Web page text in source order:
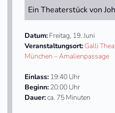
Ein Theaterstück von
Datum: Freitag, 19. Juni
Veranstaltungsort: Galli
München – Amalienpassage
Einlass: 19:40 Uhr
Beginn: 20:00 Uhr
Dauer:ca. 75 Minuten